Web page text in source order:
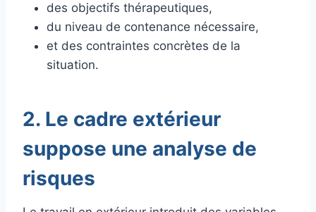
des objectifs thérapeutiques,
du niveau de contenance nécessaire,
et des contraintes concrètes de la
situation.
2. Le cadre extérieur
suppose une analyse de
risques